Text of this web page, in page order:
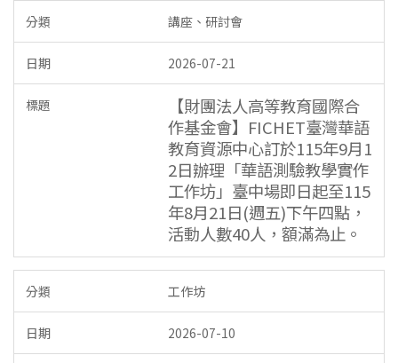
講座、研討會
2026-07-21
【財團法人高等教育國際合
作基金會】​FICHET臺灣華語
教育資源中心訂於115年9月1
2日辦理「華語測驗教學實作
工作坊」臺中場即日起至115
年8月21日(週五)下午四點，
活動人數40人，額滿為止。
工作坊
2026-07-10